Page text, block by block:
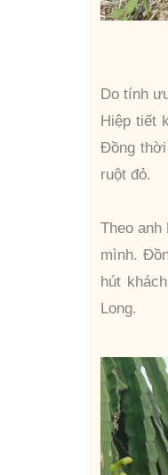
Do tính
Hiệp tiết
Đồng thời
ruột đỏ.
Theo anh
mình.
hút
Long.